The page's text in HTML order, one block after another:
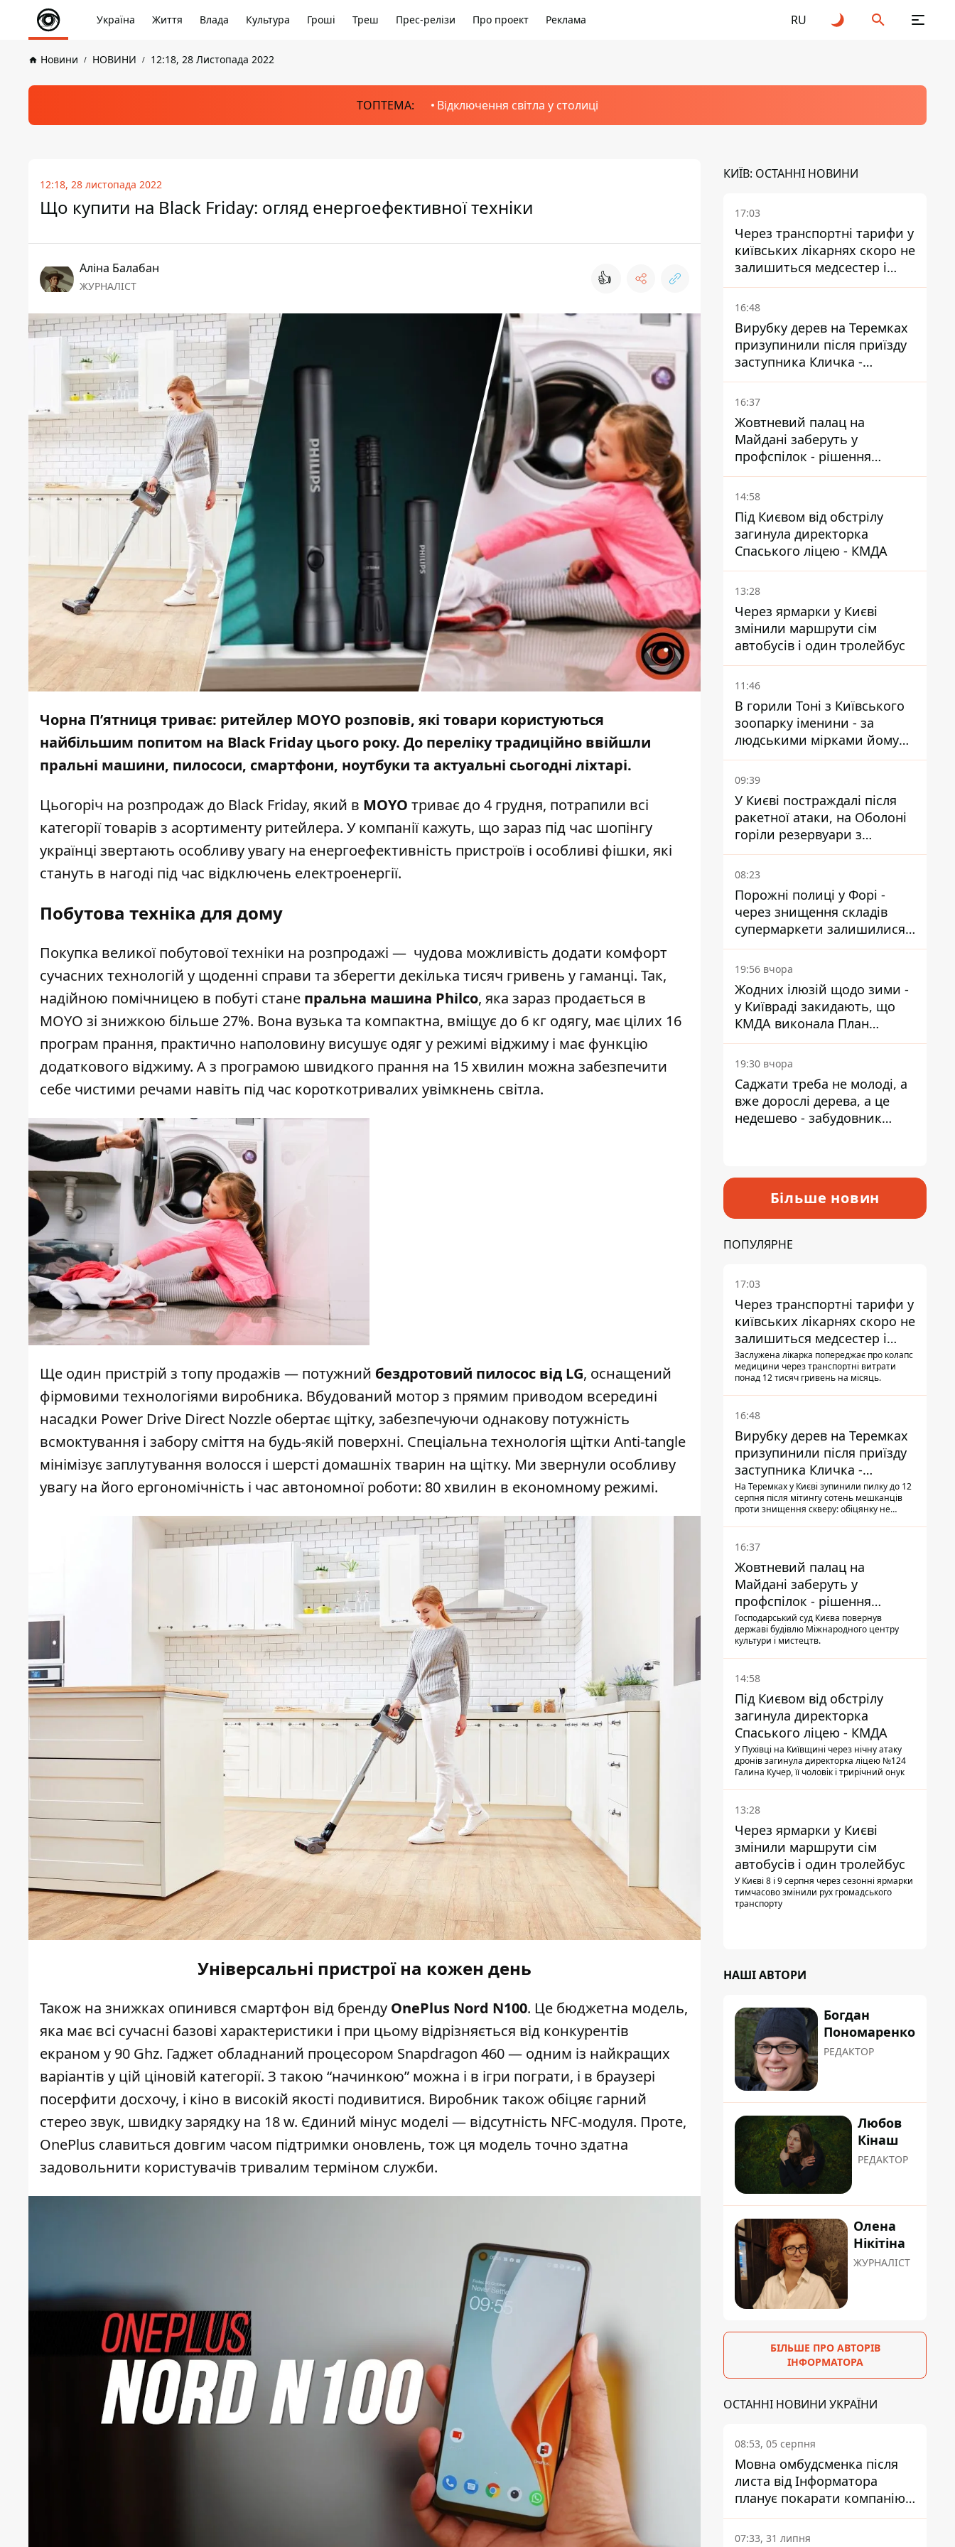
Україна Життя Влада Культура Гроші Треш Прес-релізи Про проект Реклама RU
Новини НОВИНИ 12:18, 28 Листопада 2022
ТОПТЕМА: Відключення світла у столиці
12:18, 28 листопада 2022
Що купити на Black Friday: огляд енергоефективної техніки
Аліна Балабан
ЖУРНАЛІСТ 👍
Чорна П’ятниця триває: ритейлер MOYO розповів, які товари користуються
найбільшим попитом на Black Friday цього року. До переліку традиційно ввійшли
пральні машини, пилососи, смартфони, ноутбуки та актуальні сьогодні ліхтарі.
Цьогоріч на розпродаж до Black Friday, який в MOYO триває до 4 грудня, потрапили всі
категорії товарів з асортименту ритейлера. У компанії кажуть, що зараз під час шопінгу
українці звертають особливу увагу на енергоефективність пристроїв і особливі фішки, які
стануть в нагоді під час відключень електроенергії.
Побутова техніка для дому
Покупка великої побутової техніки на розпродажі — чудова можливість додати комфорт
сучасних технологій у щоденні справи та зберегти декілька тисяч гривень у гаманці. Так,
надійною помічницею в побуті стане пральна машина Philco, яка зараз продається в
MOYO зі знижкою більше 27%. Вона вузька та компактна, вміщує до 6 кг одягу, має цілих 16
програм прання, практично наполовину висушує одяг у режимі віджиму і має функцію
додаткового віджиму. А з програмою швидкого прання на 15 хвилин можна забезпечити
себе чистими речами навіть під час короткотривалих увімкнень світла.
Ще один пристрій з топу продажів — потужний бездротовий пилосос від LG, оснащений
фірмовими технологіями виробника. Вбудований мотор з прямим приводом всередині
насадки Power Drive Direct Nozzle обертає щітку, забезпечуючи однакову потужність
всмоктування і забору сміття на будь-якій поверхні. Спеціальна технологія щітки Anti-tangle
мінімізує заплутування волосся і шерсті домашніх тварин на щітку. Ми звернули особливу
увагу на його ергономічність і час автономної роботи: 80 хвилин в економному режимі.
Універсальні пристрої на кожен день
Також на знижках опинився смартфон від бренду OnePlus Nord N100. Це бюджетна модель,
яка має всі сучасні базові характеристики і при цьому відрізняється від конкурентів
екраном у 90 Ghz. Гаджет обладнаний процесором Snapdragon 460 — одним із найкращих
варіантів у цій ціновій категорії. З такою “начинкою” можна і в ігри пограти, і в браузері
посерфити досхочу, і кіно в високій якості подивитися. Виробник також обіцяє гарний
стерео звук, швидку зарядку на 18 w. Єдиний мінус моделі — відсутність NFC-модуля. Проте,
OnePlus славиться довгим часом підтримки оновлень, тож ця модель точно здатна
задовольнити користувачів тривалим терміном служби.
КИЇВ: ОСТАННІ НОВИНИ
17:03
Через транспортні тарифи у
київських лікарнях скоро не
залишиться медсестер і
санітарок - професор
Голубовська
16:48
Вирубку дерев на Теремках
призупинили після приїзду
заступника Кличка -
почався діалог
16:37
Жовтневий палац на
Майдані заберуть у
профспілок - рішення
Господарського суду
14:58
Під Києвом від обстрілу
загинула директорка
Спаського ліцею - КМДА
13:28
Через ярмарки у Києві
змінили маршрути сім
автобусів і один тролейбус
11:46
В горили Тоні з Київського
зоопарку іменини - за
людськими мірками йому
вже понад 90 років
09:39
У Києві постраждалі після
ракетної атаки, на Оболоні
горіли резервуари з
паливом
08:23
Порожні полиці у Форі -
через знищення складів
супермаркети залишилися
без асортименту
19:56 вчора
Жодних ілюзій щодо зими -
у Київраді закидають, що
КМДА виконала План
стійкості на 20%
19:30 вчора
Саджати треба не молоді, а
вже дорослі дерева, а це
недешево - забудовник
Більше новин
ПОПУЛЯРНЕ
17:03
Через транспортні тарифи у
київських лікарнях скоро не
залишиться медсестер і
санітарок - професор
Голубовська
Заслужена лікарка попереджає про колапс
медицини через транспортні витрати
понад 12 тисяч гривень на місяць.
16:48
Вирубку дерев на Теремках
призупинили після приїзду
заступника Кличка -
почався діалог
На Теремках у Києві зупинили пилку до 12
серпня після мітингу сотень мешканців
проти знищення скверу: обіцянку не
прибув налагодити комунікацію
16:37
Жовтневий палац на
Майдані заберуть у
профспілок - рішення
Господарського суду
Господарський суд Києва повернув
державі будівлю Міжнародного центру
культури і мистецтв.
14:58
Під Києвом від обстрілу
загинула директорка
Спаського ліцею - КМДА
У Пухівці на Київщині через нічну атаку
дронів загинула директорка ліцею №124
Галина Кучер, її чоловік і трирічний онук
13:28
Через ярмарки у Києві
змінили маршрути сім
автобусів і один тролейбус
У Києві 8 і 9 серпня через сезонні ярмарки
тимчасово змінили рух громадського
транспорту
НАШІ АВТОРИ
Богдан
Пономаренко
РЕДАКТОР
Любов
Кінаш
РЕДАКТОР
Олена
Нікітіна
ЖУРНАЛІСТ
БІЛЬШЕ ПРО АВТОРІВ
ІНФОРМАТОРА
ОСТАННІ НОВИНИ УКРАЇНИ
08:53, 05 серпня
Мовна омбудсменка після
листа від Інформатора
планує покарати компанію-
підрядника ПриватБанку
07:33, 31 липня